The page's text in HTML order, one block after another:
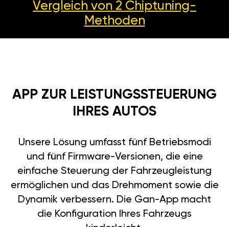
Vergleich von 2 Chiptuning-
Methoden
APP ZUR LEISTUNGSSTEUERUNG
IHRES AUTOS
Unsere Lösung umfasst fünf Betriebsmodi
und fünf Firmware-Versionen, die eine
einfache Steuerung der Fahrzeugleistung
ermöglichen und das Drehmoment sowie die
Dynamik verbessern. Die Gan-App macht
die Konfiguration Ihres Fahrzeugs